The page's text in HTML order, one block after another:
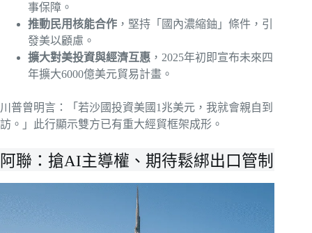
事保障。
推動民用核能合作 ，堅持「國內濃縮鈾」條件，引
發美以顧慮。
擴大對美投資與經濟互惠 ，2025年初即宣布未來四
年擴大6000億美元貿易計畫。
川普曾明言：「若沙國投資美國1兆美元，我就會親自到
訪。」此行顯示雙方已有重大經貿框架成形。
阿聯：搶AI主導權、期待鬆綁出口管制